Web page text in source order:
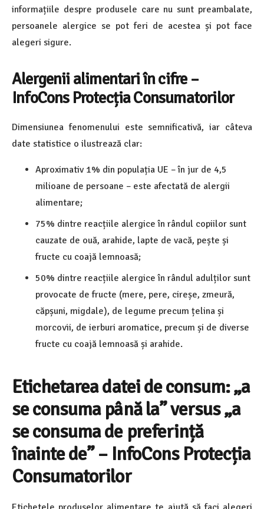
informațiile despre produsele care nu sunt preambalate,
persoanele alergice se pot feri de acestea și pot face
alegeri sigure.
Alergenii alimentari în cifre –
InfoCons Protecția Consumatorilor
Dimensiunea fenomenului este semnificativă, iar câteva
date statistice o ilustrează clar:
Aproximativ 1% din populația UE – în jur de 4,5
milioane de persoane – este afectată de alergii
alimentare;
75% dintre reacțiile alergice în rândul copiilor sunt
cauzate de ouă, arahide, lapte de vacă, pește și
fructe cu coajă lemnoasă;
50% dintre reacțiile alergice în rândul adulților sunt
provocate de fructe (mere, pere, cireșe, zmeură,
căpșuni, migdale), de legume precum țelina și
morcovii, de ierburi aromatice, precum și de diverse
fructe cu coajă lemnoasă și arahide.
Etichetarea datei de consum: „a
se consuma până la” versus „a
se consuma de preferință
înainte de” – InfoCons Protecția
Consumatorilor